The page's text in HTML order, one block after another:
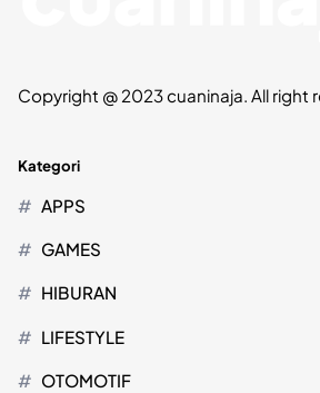
Copyright @ 2023 cuaninaja. All right
Kategori
APPS
GAMES
HIBURAN
LIFESTYLE
OTOMOTIF